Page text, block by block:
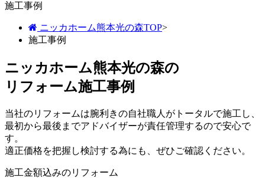
施工事例
ニッカホーム熊本光の森TOP>
施工事例
ニッカホーム熊本光の森の
リフォーム施工事例
当社のリフォームは腕利きの自社職人がトータルで施工し、
最初から最後までアドバイザーが責任管理するので安心で
す。
適正価格を把握し検討する為にも、ぜひご確認ください。
施工金額込みのリフォーム